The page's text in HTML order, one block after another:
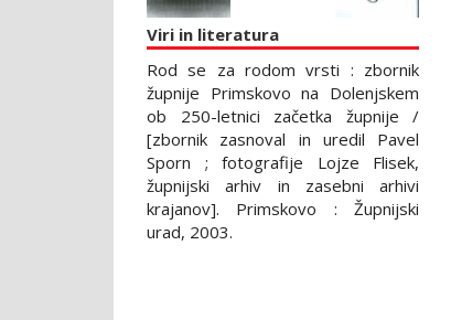
Viri in literatura
Rod se za rodom vrsti : zbornik
župnije Primskovo na Dolenjskem
ob 250-letnici začetka župnije /
[zbornik zasnoval in uredil Pavel
Sporn ; fotografije Lojze Flisek,
župnijski arhiv in zasebni arhivi
krajanov]. Primskovo : Župnijski
urad, 2003.